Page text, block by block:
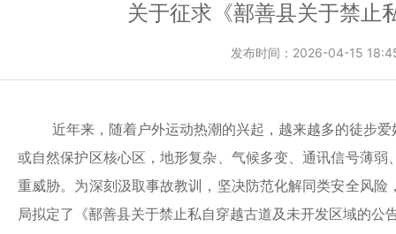
关于征求《鄯善县关于禁止
发布时间： 2026-04-15
近年来，随着户外运动热潮的兴起，越来越多的徒步
或自然保护区核心区，地形复杂、气候多变、通讯信号薄
重威胁。 为深刻汲取事故教训，坚决防范化解同类安全风
局拟定了《鄯善县关于禁止私自穿越古道及未开发区域的公